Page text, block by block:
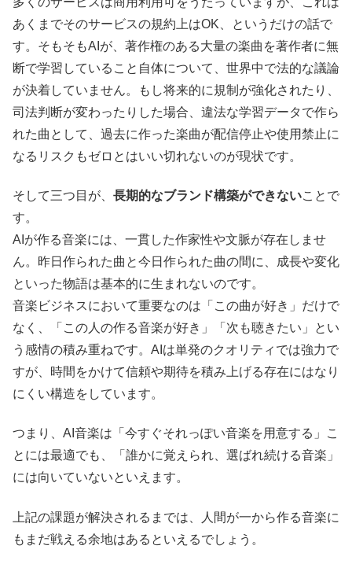
あくまでそのサービスの規約上はOK、というだけの話で
す。そもそもAIが、著作権のある大量の楽曲を著作者に無
断で学習していること自体について、世界中で法的な議論
が決着していません。もし将来的に規制が強化されたり、
司法判断が変わったりした場合、違法な学習データで作ら
れた曲として、過去に作った楽曲が配信停止や使用禁止に
なるリスクもゼロとはいい切れないのが現状です。
そして三つ目が、 長期的なブランド構築ができないことで
す。
AIが作る音楽には、一貫した作家性や文脈が存在しませ
ん。昨日作られた曲と今日作られた曲の間に、成長や変化
といった物語は基本的に生まれないのです。
音楽ビジネスにおいて重要なのは「この曲が好き」だけで
なく、「この人の作る音楽が好き」「次も聴きたい」とい
う感情の積み重ねです。AIは単発のクオリティでは強力で
すが、時間をかけて信頼や期待を積み上げる存在にはなり
にくい構造をしています。
つまり、AI音楽は「今すぐそれっぽい音楽を用意する」こ
とには最適でも、「誰かに覚えられ、選ばれ続ける音楽」
には向いていないといえます。
上記の課題が解決されるまでは、人間が一から作る音楽に
もまだ戦える余地はあるといえるでしょう。